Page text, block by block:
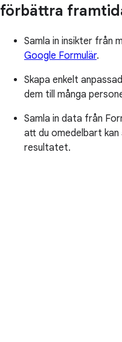
förbättra
Samla in insikter från
Google Formulär.
Skapa enkelt
dem till många
Samla in data från
att du omedelbart
resultatet.